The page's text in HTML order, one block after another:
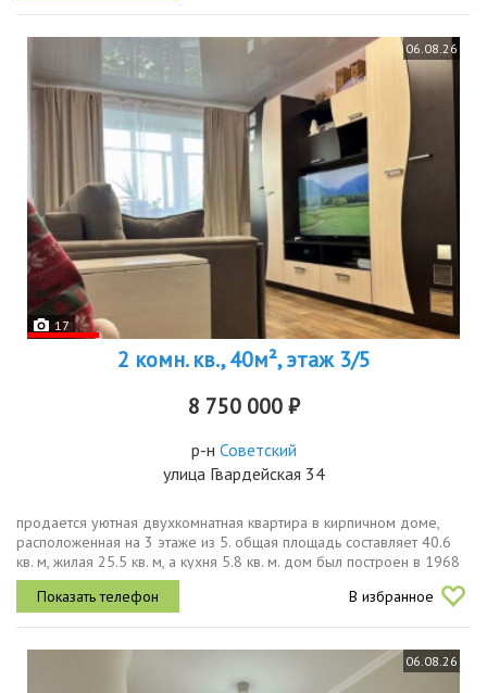
06.08.26
17
2 комн. кв., 40м², этаж 3/5
8 750 000 ₽
р-н Советский
улица Гвардейская 34
продается уютная двухкомнатная квартира в кирпичном доме,
расположенная на 3 этаже из 5. общая площадь составляет 40.6
кв. м, жилая 25.5 кв. м, а кухня 5.8 кв. м. дом был построен в 1968
году. высота потолков 2.7 метра. окна выходят на улицу, что...
В избранное
06.08.26